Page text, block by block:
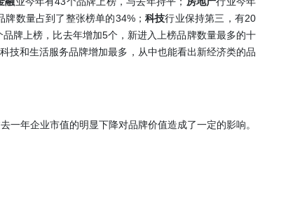
牌数量占到了整张榜单的34%； 科技行业保持第三，有20
品牌上榜，比去年增加5个，新进入上榜品牌数量最多的十
技和生活服务品牌增加最多，从中也能看出新经济类的品
一年企业市值的明显下降对品牌价值造成了一定的影响。